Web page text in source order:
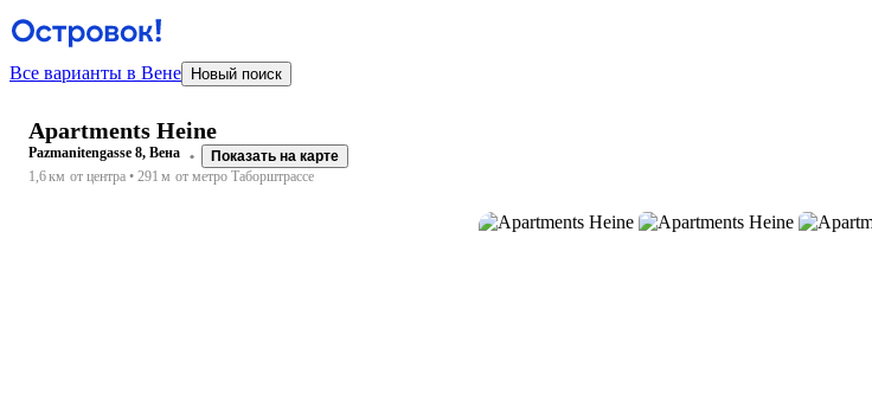
Все варианты в Вене Новый поиск
Apartments Heine
Pazmanitengasse 8, Вена
Показать на карте
1,6 км от центра 291 м от метро Таборштрассе